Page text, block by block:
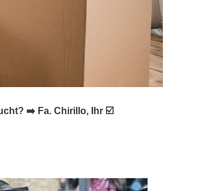
➡️ Fa. Chirillo, Ihr ☑️